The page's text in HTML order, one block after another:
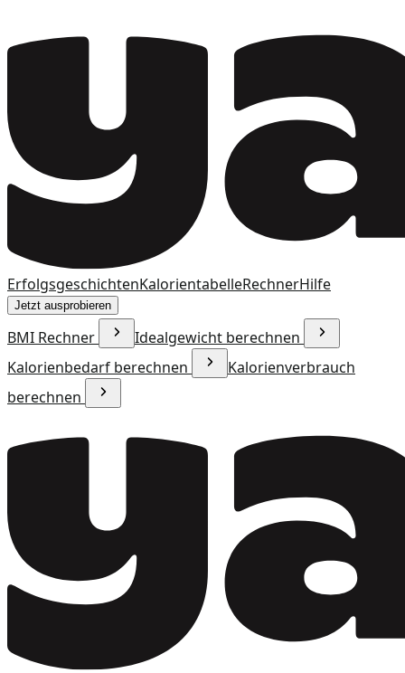
ErfolgsgeschichtenKalorientabelleRechnerHilfe
Jetzt ausprobieren
BMI Rechner
Idealgewicht berechnen
Kalorienbedarf berechnen
Kalorienverbrauch
berechnen